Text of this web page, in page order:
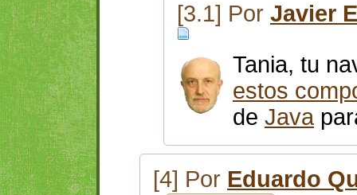
[3.1] Por Javier
Tania, tu
estos
de Java
[4] Por Eduardo